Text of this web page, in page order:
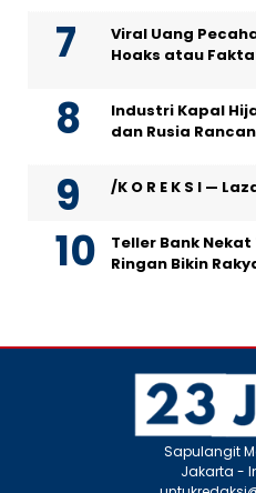
Viral Uang
Hoaks atau
Industri Kapal
dan Rusia
/K O R E K S I —
Teller Bank Nekat
Ringan Bikin
Sapulangit
Jakarta -